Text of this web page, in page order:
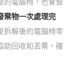
的電腦椅，也會整
棄物一次處理完
拆解後的電腦椅零
助回收和丟棄，確